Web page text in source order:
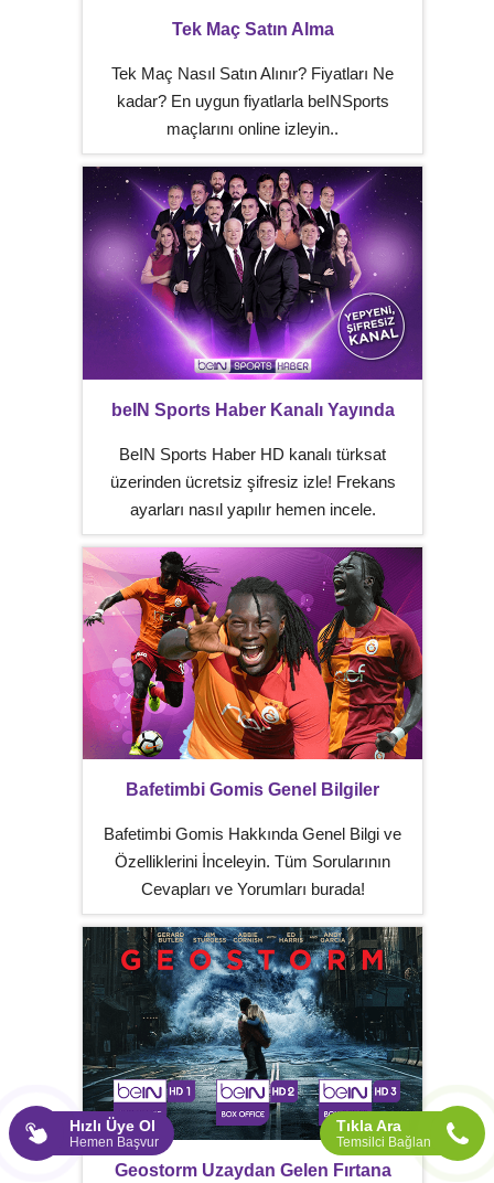
Tek Maç Satın Alma
Tek Maç Nasıl Satın Alınır? Fiyatları Ne
kadar? En uygun fiyatlarla beINSports
maçlarını online izleyin..
beIN Sports Haber Kanalı Yayında
BeIN Sports Haber HD kanalı türksat
üzerinden ücretsiz şifresiz izle! Frekans
ayarları nasıl yapılır hemen incele.
Bafetimbi Gomis Genel Bilgiler
Bafetimbi Gomis Hakkında Genel Bilgi ve
Özelliklerini İnceleyin. Tüm Sorularının
Cevapları ve Yorumları burada!
Geostorm Uzaydan Gelen Fırtana
Hızlı Üye Ol
Hemen Başvur
Tıkla Ara
Temsilci Bağlan